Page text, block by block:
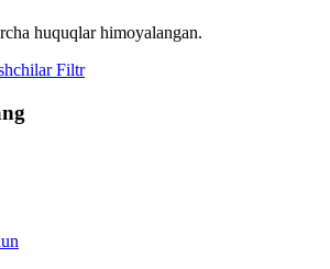
huquqlar himoyalangan.
Filtr